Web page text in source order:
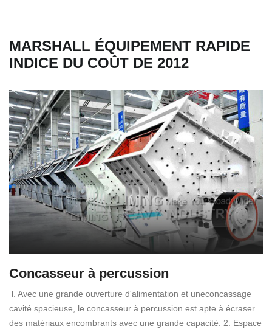
MARSHALL ÉQUIPEMENT RAPIDE
INDICE DU COÛT DE 2012
Concasseur à percussion
l. Avec une grande ouverture d'alimentation et uneconcassage
cavité spacieuse, le concasseur à percussion est apte à écraser
des matériaux encombrants avec une grande capacité. 2. Espace